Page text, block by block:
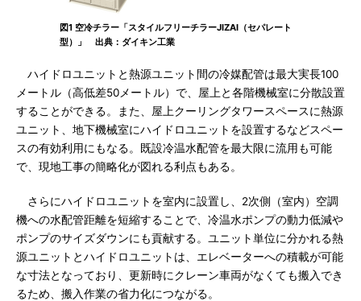
図1 空冷チラー「スタイルフリーチラーJIZAI（セパレート
型）」 出典：ダイキン工業
ハイドロユニットと熱源ユニット間の冷媒配管は最大実長100
メートル（高低差50メートル）で、屋上と各階機械室に分散設置
することができる。また、屋上クーリングタワースペースに熱源
ユニット、地下機械室にハイドロユニットを設置するなどスペー
スの有効利用にもなる。既設冷温水配管を最大限に流用も可能
で、現地工事の簡略化が図れる利点もある。
さらにハイドロユニットを室内に設置し、2次側（室内）空調
機への水配管距離を短縮することで、冷温水ポンプの動力低減や
ポンプのサイズダウンにも貢献する。ユニット単位に分かれる熱
源ユニットとハイドロユニットは、エレベーターへの積載が可能
な寸法となっており、更新時にクレーン車両がなくても搬入でき
るため、搬入作業の省力化につながる。